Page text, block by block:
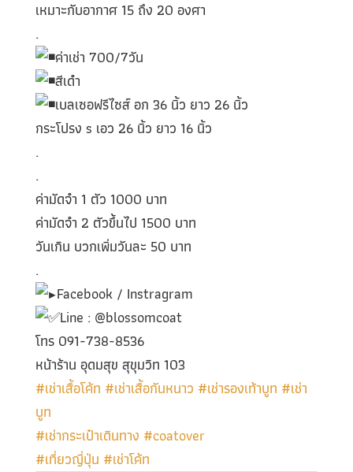
เหมาะกับอากาศ 15 ถึง 20 องศา
.
ค่าเช่า 700/7วัน
สีเดำ
เบลเซอฟรีไซส์ อก 36 นิ้ว ยาว 26 นิ้ว
กระโปรง s เอว 26 นิ้ว ยาว 16 นิ้ว
.
.
ค่ามัดจำ 1 ตัว 1000 บาท
ค่ามัดจำ 2 ตัวขึ้นไป 1500 บาท
วันเกิน บวกเพิ่มวันละ 50 บาท
.
Facebook / Instragram
Line : @blossomcoat
โทร 091-738-8536
หน้าร้าน อุดมสุข สุขุมวิท 103
#เช่าเสื้อโค้ท #เช่าเสื้อกันหนาว #เช่ารองเท้าบูท #เช่า
บูท
#เช่ากระเป๋าเดินทาง #coatover
#เที่ยวญี่ปุ่น #เช่าโค้ท